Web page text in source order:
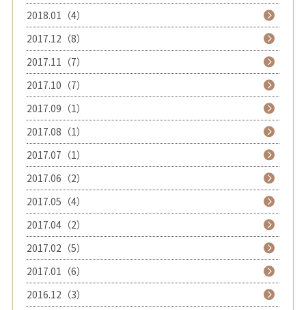
2018.01（4）
2017.12（8）
2017.11（7）
2017.10（7）
2017.09（1）
2017.08（1）
2017.07（1）
2017.06（2）
2017.05（4）
2017.04（2）
2017.02（5）
2017.01（6）
2016.12（3）